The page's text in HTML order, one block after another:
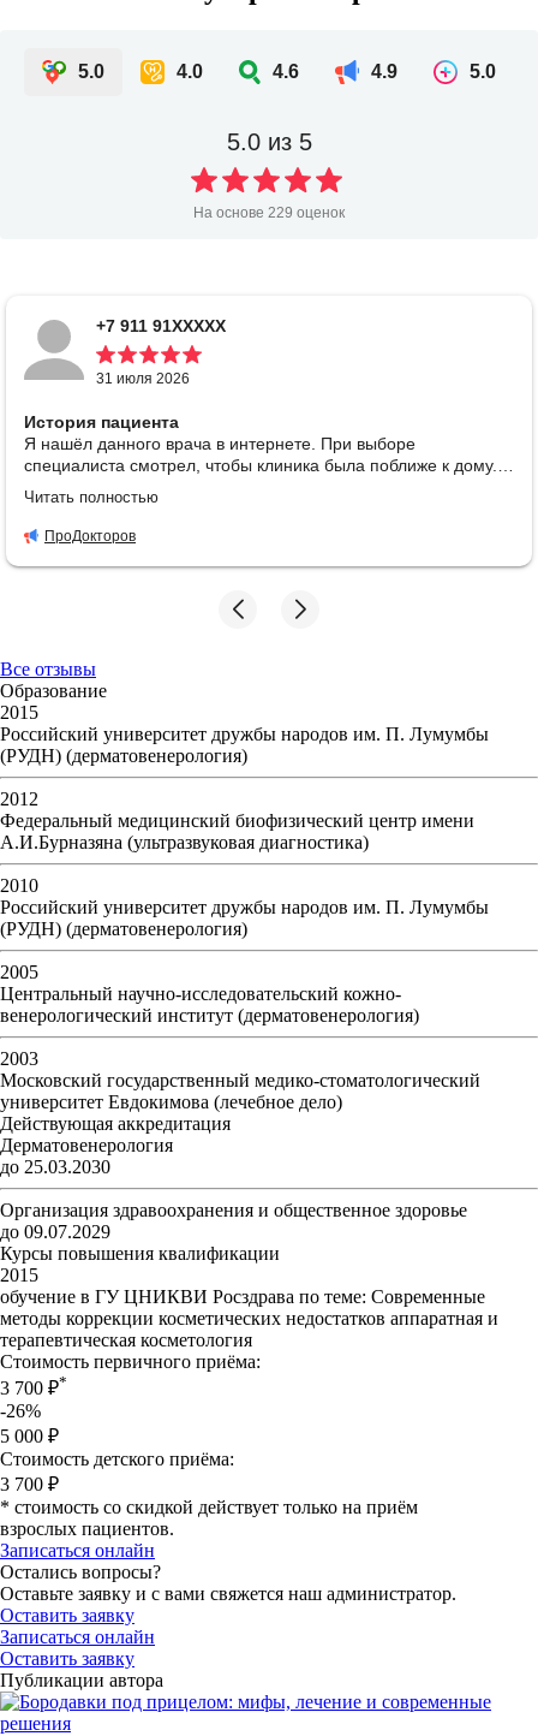
5.0 4.0 4.6 4.9 5.0
5.0из 5
На основе 229 оценок
+7 911 91XXXXX
31 июля 2026
История пациента
Я нашёл данного врача в интернете. При выборе
специалиста смотрел, чтобы клиника была поближе к дому. В
целом, всё прошло вполне себе приемлемо, меня устроило.
Пока рано говорить о том, смог ли специалист помочь, так
как ситуация оказалась немного не по его профилю. Но он
Виктор Сергеевич определил корень проблемы и направил к
требуется принимать. В кабинет меня пригласили вовремя,
без задержек. Приём длился примерно 1,5 часа, может, час с
"копейками". В целом, уделённого времени хватило, мы всё
успели сделать. Помимо лечения, врач также дал общие
рекомендации, в том числе по питанию и образу жизни.
Виктор Сергеевич общался со мной вежливо и спокойно, в
плане общения был вполне стандартный диалог. Он не
использовал сложные медицинские термины, всё было
понятно. Я записался к нему на повторный приём, а дальше
будем смотреть по занятости. Если возникнут такие вопросы,
то, думаю, я смогу посоветовать этого дерматолога другим
людям.
Читать полностью
ПроДокторов
Все отзывы
Образование
2015
Российский университет дружбы народов им. П. Лумумбы
(РУДН) (дерматовенерология)
2012
Федеральный медицинский биофизический центр имени
А.И.Бурназяна (ультразвуковая диагностика)
2010
Российский университет дружбы народов им. П. Лумумбы
(РУДН) (дерматовенерология)
2005
Центральный научно-исследовательский кожно-
венерологический институт (дерматовенерология)
2003
Московский государственный медико-стоматологический
университет Евдокимова (лечебное дело)
Действующая аккредитация
Дерматовенерология
до 25.03.2030
Организация здравоохранения и общественное здоровье
до 09.07.2029
Курсы повышения квалификации
2015
обучение в ГУ ЦНИКВИ Росздрава по теме: Современные
методы коррекции косметических недостатков аппаратная и
терапевтическая косметология
Стоимость первичного приёма:
3 700 ₽*
-26%
5 000 ₽
Стоимость детского приёма:
3 700 ₽
* стоимость со скидкой действует только на приём
взрослых пациентов.
Записаться онлайн
Остались вопросы?
Оставьте заявку и с вами свяжется наш администратор.
Оставить заявку
Записаться онлайн
Оставить заявку
Публикации автора